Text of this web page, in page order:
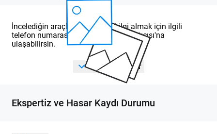
İncelediğin araçla ilgili detaylı bilgi almak için ilgili
telefon numarasından DOD Yetkili Satıcısı'na
ulaşabilirsin.
Tümünü Göster
Ekspertiz ve Hasar Kaydı Durumu